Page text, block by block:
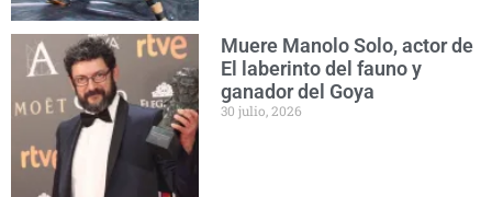
Muere Manolo Solo, actor de
El laberinto del fauno y
ganador del Goya
30 julio, 2026